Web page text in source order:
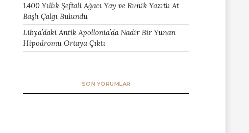
1.400 Yıllık Şeftali Ağacı Yay ve Runik Yazıtlı At
Başlı Çalgı Bulundu
Libya’daki Antik Apollonia’da Nadir Bir Yunan
Hipodromu Ortaya Çıktı
SON YORUMLAR